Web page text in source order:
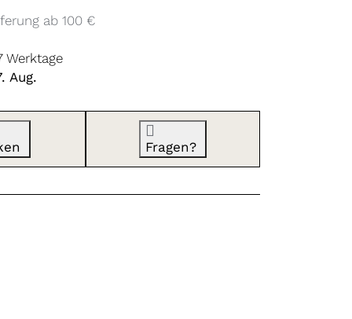
ab 100 €
Werktage
Aug.
Fragen?